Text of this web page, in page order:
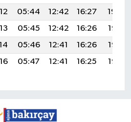
05:44 12:42 16:27
19:29
05:45 12:42 16:26
19:28
05:46 12:41 16:26
19:26
05:47 12:41 16:25 19:25